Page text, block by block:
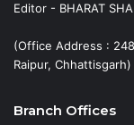
Editor - BHARAT
(Office Address :
Raipur, Chhattisgarh)
Branch Offices